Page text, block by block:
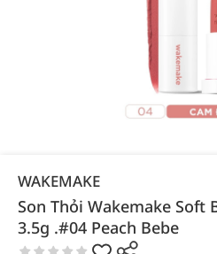
WAKEMAKE
Son Thỏi Wakemake Soft
3.5g .#04 Peach Bebe